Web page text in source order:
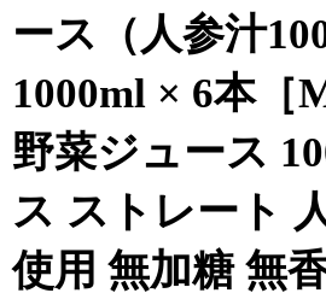
ース（人参汁100
1000ml × 6本［
野菜ジュース
ス ストレート
使用 無加糖 無